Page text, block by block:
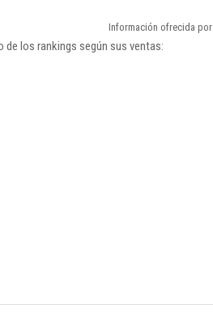
Información ofrecida por
los rankings según sus ventas: